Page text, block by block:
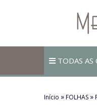
TODAS AS
Início »FOLHAS »